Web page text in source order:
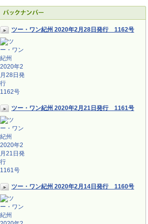
ツー・ワン紀州 2020年2月28日発行 1162号
ツー・ワン紀州 2020年2月21日発行 1161号
ツー・ワン紀州 2020年2月14日発行 1160号